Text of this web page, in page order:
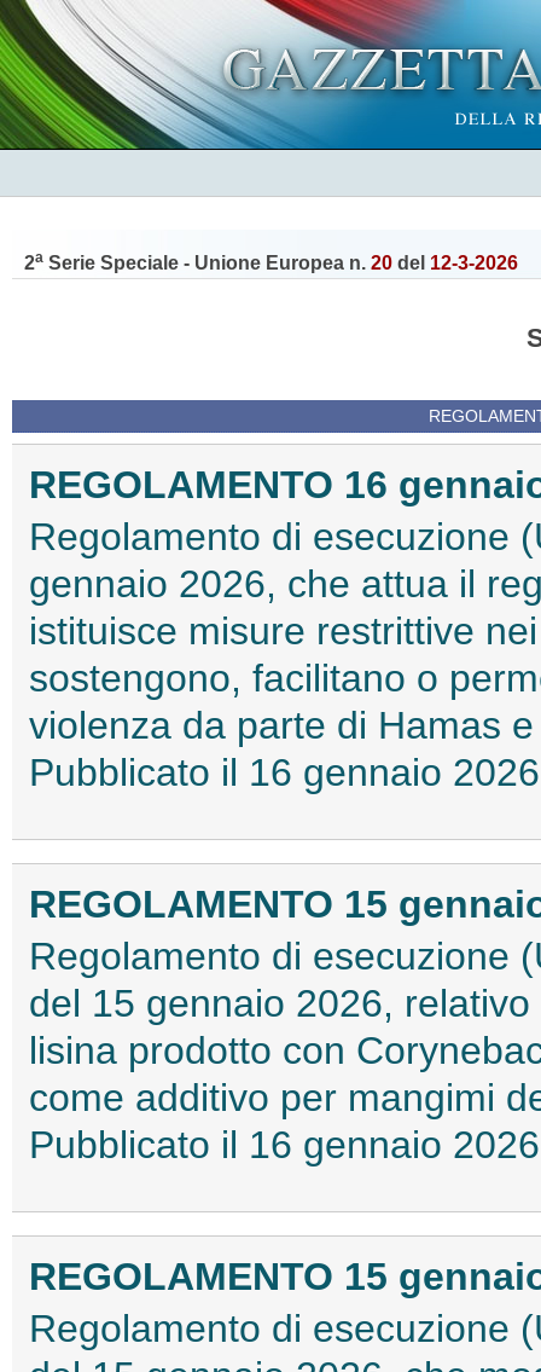
2a Serie Speciale - Unione Europea n. 20 del 12-3-2026
REGOLAMENTO 16
Regolamento di esecuzione
gennaio 2026, che attua il
istituisce misure restrittive
sostengono, facilitano o
violenza da parte di Hamas
Pubblicato il 16 gennaio
REGOLAMENTO 15
Regolamento di esecuzione
del 15 gennaio 2026,
lisina prodotto con
come additivo per mangimi
Pubblicato il 16 gennaio
REGOLAMENTO 15
Regolamento di esecuzione